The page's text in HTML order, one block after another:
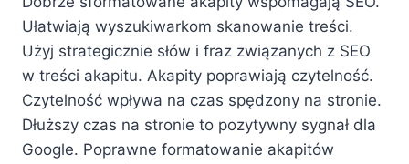
Ułatwiają wyszukiwarkom skanowanie treści.
Użyj strategicznie słów i fraz związanych z SEO
w treści akapitu. Akapity poprawiają czytelność.
Czytelność wpływa na czas spędzony na stronie.
Dłuższy czas na stronie to pozytywny sygnał dla
Google. Poprawne formatowanie akapitów